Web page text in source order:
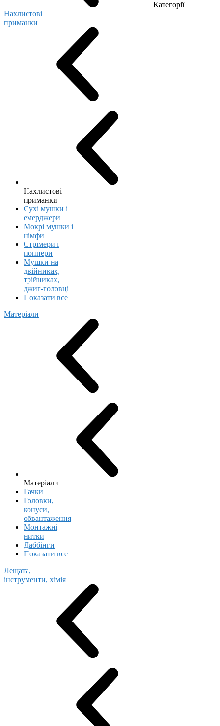
Категорії
Нахлистові
приманки
Нахлистові
приманки
Сухі мушки і
емерджери
Мокрі мушки і
німфи
Стрімери і
поппери
Мушки на
двійниках,
трійниках,
джиг-головці
Показати все
Матеріали
Матеріали
Гачки
Головки,
конуси,
обвантаження
Монтажні
нитки
Даббінги
Показати все
Лещата,
інструменти, хімія